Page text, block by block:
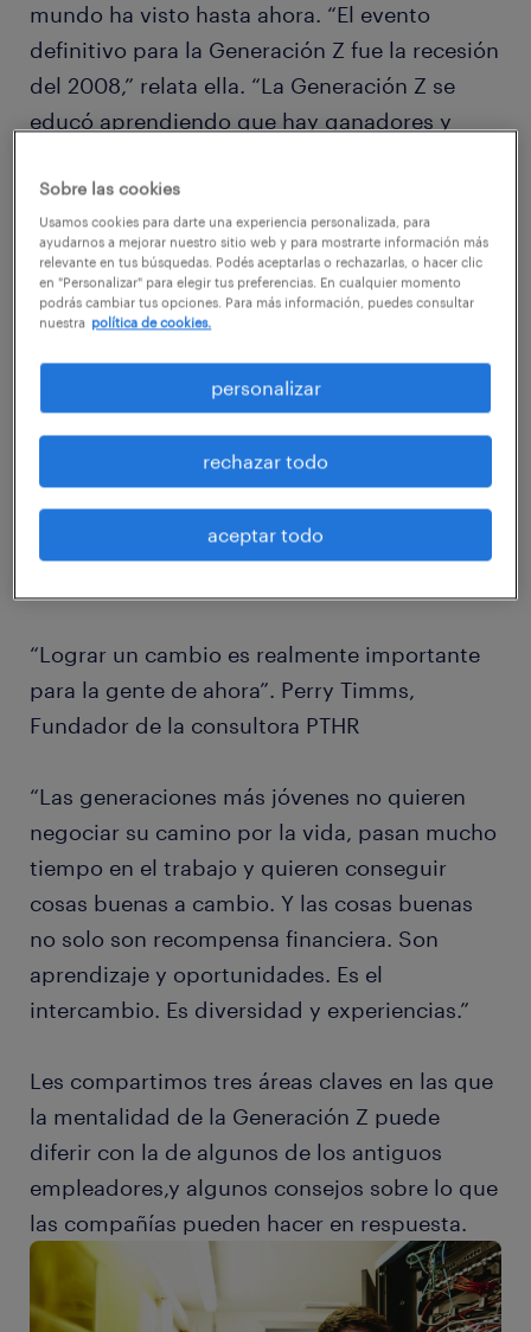
mundo ha visto hasta ahora. “El evento
definitivo para la Generación Z fue la recesión
del 2008,” relata ella. “La Generación Z se
educó aprendiendo que hay ganadores y
que queremos.”
Ella es la prueba viviente de esto, habiendo
fundado la consultoría de marketing para
jóvenes GirlZ a sus 19 años, hoy en día
asesora a algunas de las marcas líderes a
nivel mundial.
El sondeo de Randstad, sugiere que esta
generación no solo se detiene en lo
económico, sino que también busca un
“Lograr un cambio es realmente importante
para la gente de ahora”. Perry Timms,
Fundador de la consultora PTHR
“Las generaciones más jóvenes no quieren
negociar su camino por la vida, pasan mucho
tiempo en el trabajo y quieren conseguir
cosas buenas a cambio. Y las cosas buenas
no solo son recompensa financiera. Son
aprendizaje y oportunidades. Es el
intercambio. Es diversidad y experiencias.”
Les compartimos tres áreas claves en las que
la mentalidad de la Generación Z puede
diferir con la de algunos de los antiguos
empleadores,y algunos consejos sobre lo que
las compañías pueden hacer en respuesta.
Sobre las cookies
Usamos cookies para darte una experiencia personalizada, para
ayudarnos a mejorar nuestro sitio web y para mostrarte información más
relevante en tus búsquedas. Podés aceptarlas o rechazarlas, o hacer clic
en "Personalizar" para elegir tus preferencias. En cualquier momento
podrás cambiar tus opciones. Para más información, puedes consultar
nuestra política de cookies.
personalizar
rechazar todo
aceptar todo